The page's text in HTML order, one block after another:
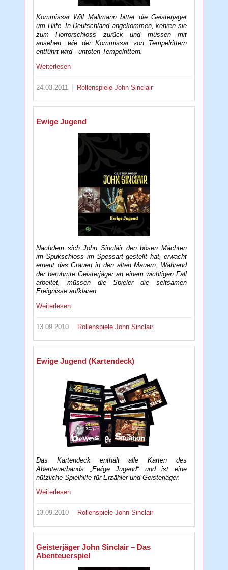
Kommissar Will Mallmann bittet die Geisterjäger
um Hilfe. In Deutschland angekommen, kehren sie
zum Horrorschloss zurück und müssen mit
ansehen, wie der Kommissar von Tempelrittern
entführt wird - untoten Tempelrittern.
Weiterlesen
24.03.2011 RollenspieleJohn Sinclair
Ewige Jugend
Nachdem sich John Sinclair den bösen Mächten
im Spukschloss im Spessart gestellt hat, erwacht
erneut das Grauen in den alten Mauern. Während
der berühmte Geisterjäger an einem wichtigen Fall
arbeitet, müssen die Spieler die seltsamen
Ereignisse aufklären.
Weiterlesen
13.09.2010 RollenspieleJohn Sinclair
Ewige Jugend (Kartendeck)
Das Kartendeck enthält alle Karten des
Abenteuerbands „Ewige Jugend“ und ist eine
nützliche Spielhilfe für Erzähler und Geisterjäger.
Weiterlesen
13.09.2010 RollenspieleJohn Sinclair
Geisterjäger John Sinclair – Das
Abenteuerspiel